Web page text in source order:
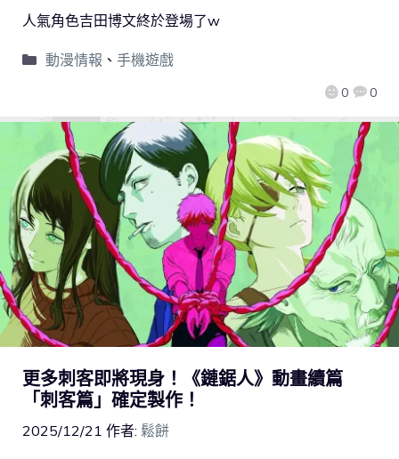
0 0
人氣角色吉田博文終於登場了w
動漫情報 、 手機遊戲
更多刺客即將現身！《鏈鋸人》動畫續篇
「刺客篇」確定製作！
2025/12/21 作者: 鬆餅